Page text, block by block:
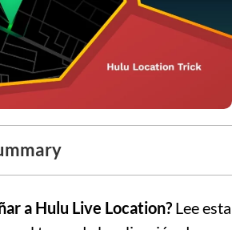
a Hulu Live Location? Lee esta